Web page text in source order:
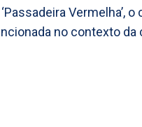
Vermelha’,
no contexto da